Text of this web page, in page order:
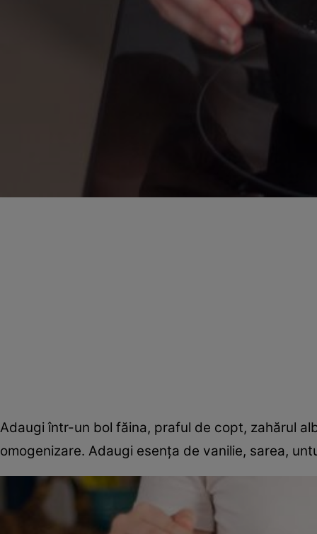
Adaugi într-un bol făina, praful de copt, zahărul
omogenizare. Adaugi esenţa de vanilie, sarea,